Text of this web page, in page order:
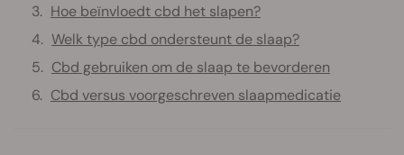
Hoe beïnvloedt cbd het slapen?
Welk type cbd ondersteunt de slaap?
Cbd gebruiken om de slaap te bevorderen
Cbd versus voorgeschreven slaapmedicatie